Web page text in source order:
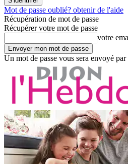
Mot de passe oublié? obtenir de l'aide
Récupération de mot de passe
Récupérer votre mot de passe
votre
Un mot de passe vous sera envoyé par